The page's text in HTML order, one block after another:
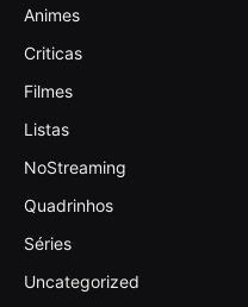
Animes
Criticas
Filmes
Listas
NoStreaming
Quadrinhos
Séries
Uncategorized